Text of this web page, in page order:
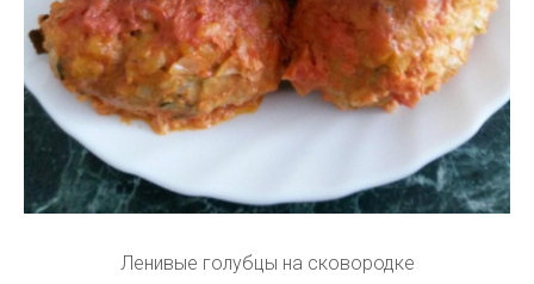
Ленивые голубцы на сковородке